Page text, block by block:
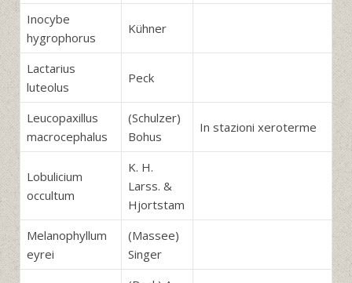
Inocybe
hygrophorus
Kühner
Lactarius
luteolus
Peck
Leucopaxillus
macrocephalus
(Schulzer)
Bohus
In stazioni xeroterme
Lobulicium
occultum
K. H.
Larss. &
Hjortstam
Melanophyllum
eyrei
(Massee)
Singer